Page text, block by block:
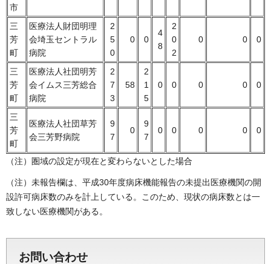
市
三
芳
町
医療法人財団明理
会埼玉セントラル
病院
2
5
0
0 0
4
8
2
0
2
0 0 0
三
芳
町
医療法人社団明芳
会イムス三芳総合
病院
2
7
3
58
2
1
5
0 0 0 0 0
三
芳
町
医療法人社団草芳
会三芳野病院
9
7
0
9
7
0 0 0 0 0
（注）圏域の設定が現在と変わらないとした場合
（注）未報告欄は、平成30年度病床機能報告の未提出医療機関の開
設許可病床数のみを計上している。このため、現状の病床数とは一
致しない医療機関がある。
お問い合わせ